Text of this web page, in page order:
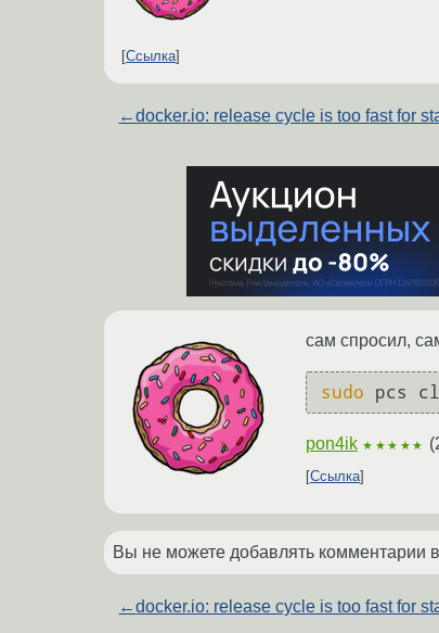
Ссылка
←docker.io: release cycle is too fast for
сам спросил,
sudo pcs
pon4ik ★★★★★ (
Ссылка
Вы не можете добавлять комментарии
←docker.io: release cycle is too fast for